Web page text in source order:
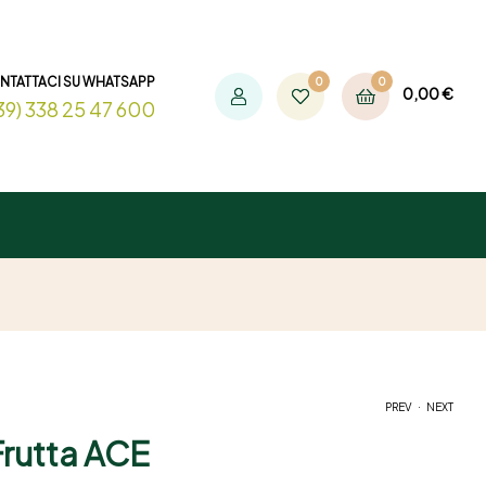
SU WHATSAPP
338 25 47 600
0 0
0,00€
PREV NEXT
ACE